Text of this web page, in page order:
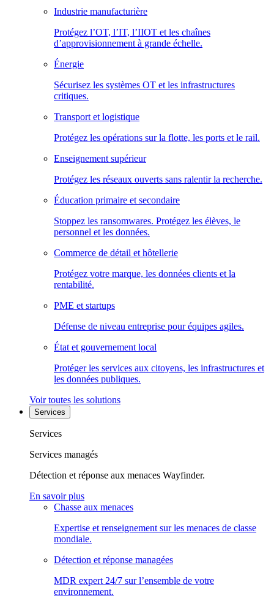
Industrie manufacturière
Protégez l’OT, l’IT, l’IIOT et les chaînes
d’approvisionnement à grande échelle.
Énergie
Sécurisez les systèmes OT et les infrastructures
critiques.
Transport et logistique
Protégez les opérations sur la flotte, les ports et le rail.
Enseignement supérieur
Protégez les réseaux ouverts sans ralentir la recherche.
Éducation primaire et secondaire
Stoppez les ransomwares. Protégez les élèves, le
personnel et les données.
Commerce de détail et hôtellerie
Protégez votre marque, les données clients et la
rentabilité.
PME et startups
Défense de niveau entreprise pour équipes agiles.
État et gouvernement local
Protéger les services aux citoyens, les infrastructures et
les données publiques.
Voir toutes les solutions
Services
Services
Services managés
Détection et réponse aux menaces Wayfinder.
En savoir plus
Chasse aux menaces
Expertise et renseignement sur les menaces de classe
mondiale.
Détection et réponse managées
MDR expert 24/7 sur l’ensemble de votre
environnement.